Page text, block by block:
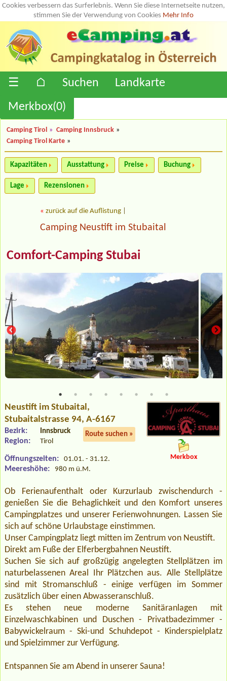
Cookies verbessern das Surferlebnis. Wenn Sie diese Internetseite nutzen,
stimmen Sie der Verwendung von Cookies Mehr Info
☰ ⌂ Suchen
Landkarte
Merkbox(0)
Camping Tirol » Camping Innsbruck »
Camping Tirol Karte »
Kapazitäten Ausstattung Preise Buchung
Lage Rezensionen
« zurück auf die Auflistung
Camping Neustift im Stubaital
Comfort-Camping Stubai
Neustift im Stubaital ,
Stubaitalstrasse 94, A-6167
Route suchen »
Bezirk: Innsbruck
Region: Tirol
Öffnungszeiten: 01.01. - 31.12.
Meereshöhe: 980 m ü.M.
Merkbox
Ob Ferienaufenthalt oder Kurzurlaub zwischendurch -
genießen Sie die Behaglichkeit und den Komfort unseres
Campingplatzes und unserer Ferienwohnungen. Lassen Sie
sich auf schöne Urlaubstage einstimmen.
Unser Campingplatz liegt mitten im Zentrum von Neustift.
Direkt am Fuße der Elferbergbahnen Neustift.
Suchen Sie sich auf großzügig angelegten Stellplätzen im
naturbelassenen Areal Ihr Plätzchen aus. Alle Stellplätze
sind mit Stromanschluß - einige verfügen im Sommer
zusätzlich über einen Abwasseranschluß.
Es stehen neue moderne Sanitäranlagen mit
Einzelwaschkabinen und Duschen - Privatbadezimmer -
Babywickelraum - Ski-und Schuhdepot - Kinderspielplatz
und Spielzimmer zur Verfügung.
Entspannen Sie am Abend in unserer Sauna!